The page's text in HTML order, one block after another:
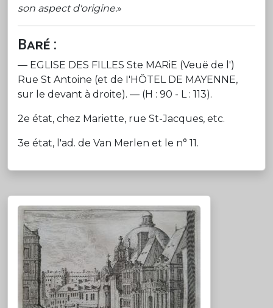
son aspect d'origine.»
Baré :
— EGLISE DES FILLES Ste MARiE (Veuë de l')
Rue St Antoine (et de I'HÔTEL DE MAYENNE,
sur le devant à droite). — (H : 90 - L : 113).
2e état, chez Mariette, rue St-Jacques, etc.
3e état, l'ad. de Van Merlen et le n° 11.